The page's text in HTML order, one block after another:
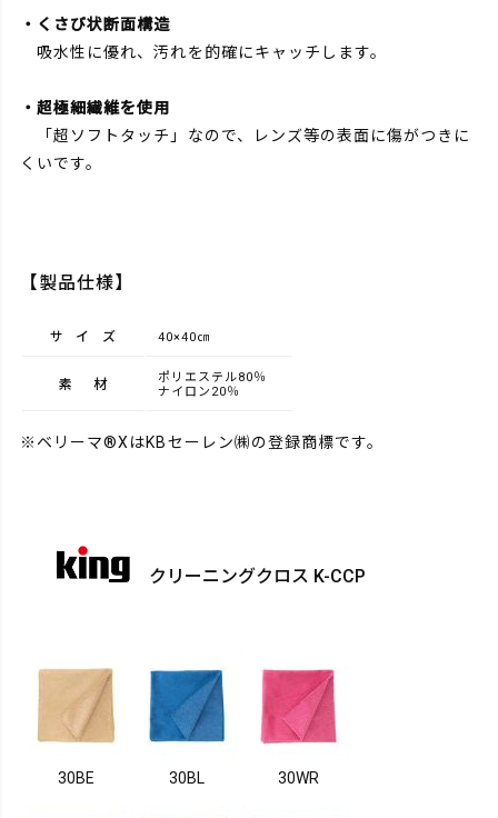
・くさび状断面構造
吸水性に優れ、汚れを的確にキャッチします。
・超極細繊維を使用
「超ソフトタッチ」なので、レンズ等の表面に傷がつきに
くいです。
【製品仕様】
サイズ 40×40㎝
素材
ポリエステル80％
ナイロン20％
※ベリーマ®XはKBセーレン㈱の登録商標です。
クリーニングクロス K-CCP
30BE 30BL 30WR